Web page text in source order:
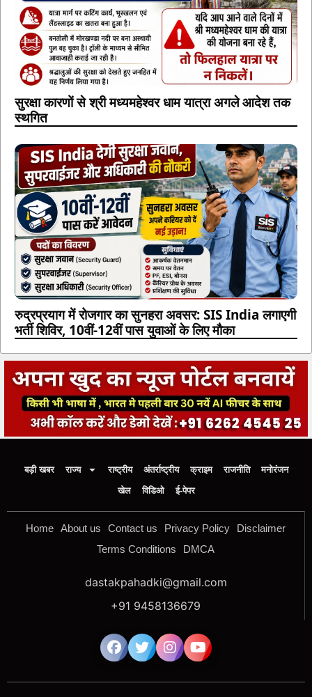
सुरक्षा कारणों से श्री मध्यमहेश्वर धाम यात्रा अगले आदेश तक
स्थगित
रुद्रप्रयाग में रोजगार का सुनहरा अवसर: SIS India लगाएगी
भर्ती शिविर, 10वीं-12वीं पास युवाओं के लिए मौका
बड़ी खबर राज्य राष्ट्रीय अंतर्राष्ट्रीय क्राइम राजनीति
मनोरंजन
खेल
विडिओ ई-पेपर
Home About us Contact us Privacy Policy
Disclaimer
Terms Conditions
DMCA
dastakpahadki@gmail.com
+91 9458136679